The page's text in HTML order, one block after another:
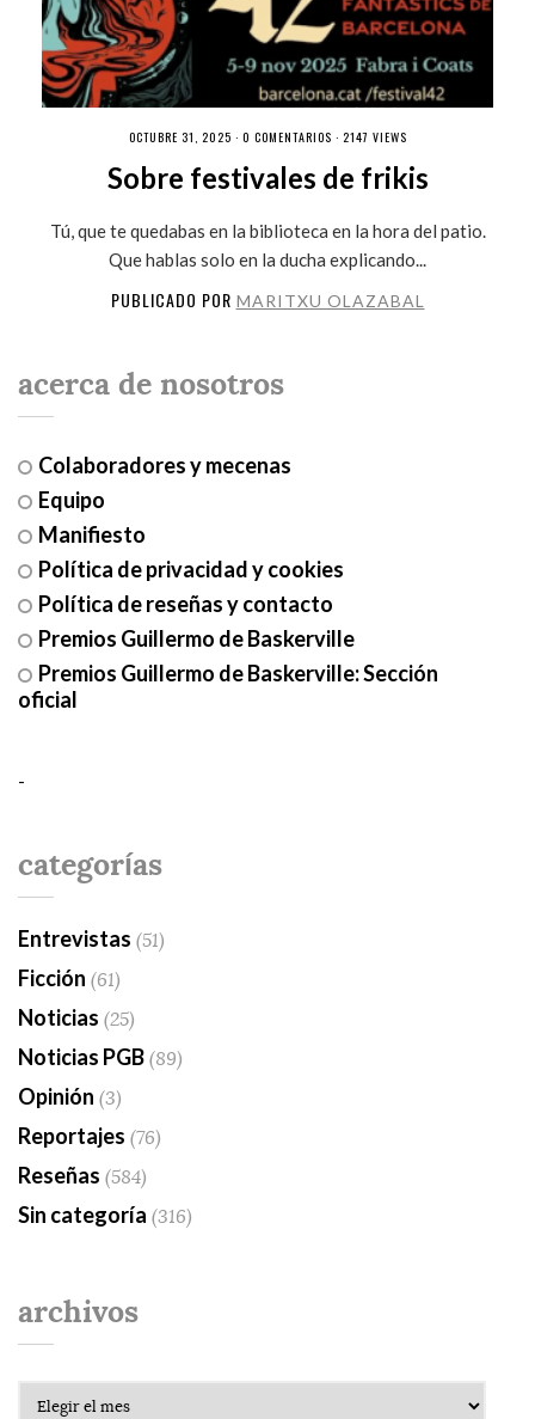
OCTUBRE 31, 2025 · 0 COMENTARIOS · 2147 VIEWS
Sobre festivales de frikis
Tú, que te quedabas en la biblioteca en la hora del patio.
Que hablas solo en la ducha explicando...
PUBLICADO POR MARITXU OLAZABAL
acerca de nosotros
Colaboradores y mecenas
Equipo
Manifiesto
Política de privacidad y cookies
Política de reseñas y contacto
Premios Guillermo de Baskerville
Premios Guillermo de Baskerville: Sección
oficial
-
categorías
Entrevistas (51)
Ficción (61)
Noticias (25)
Noticias PGB(89)
Opinión (3)
Reportajes (76)
Reseñas (584)
Sin categoría (316)
archivos